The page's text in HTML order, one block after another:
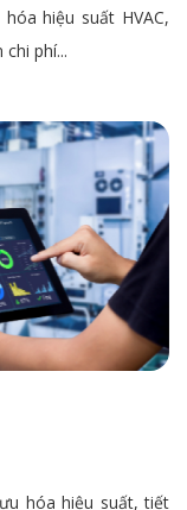
hiệu suất HVAC,
phí...
hóa hiệu suất, tiết